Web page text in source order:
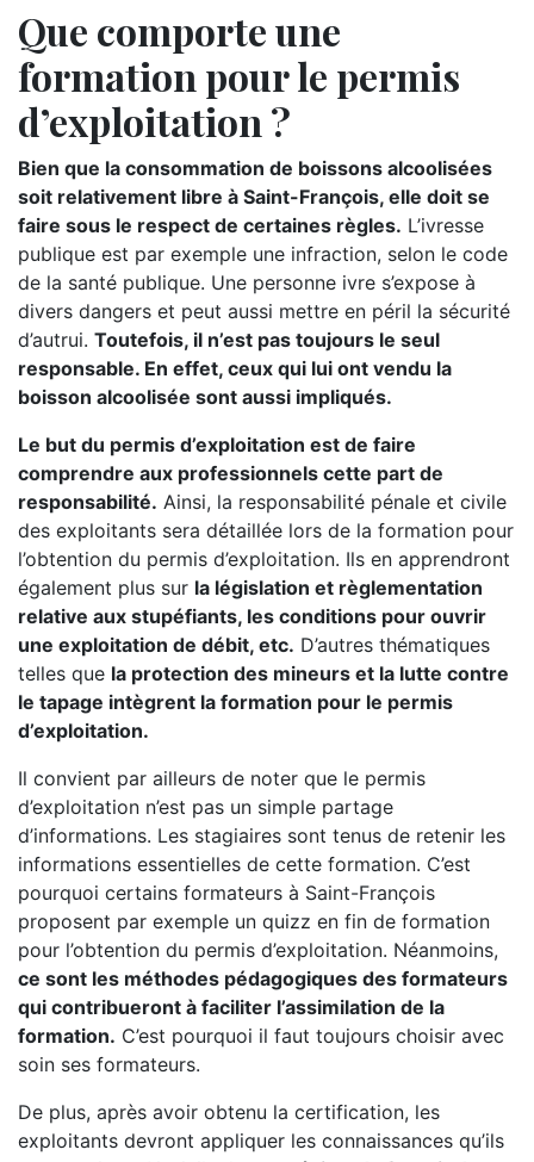
Que comporte une
formation pour le permis
d’exploitation ?
Bien que la consommation de boissons alcoolisées
soit relativement libre à Saint-François, elle doit se
faire sous le respect de certaines règles. L’ivresse
publique est par exemple une infraction, selon le code
de la santé publique. Une personne ivre s’expose à
divers dangers et peut aussi mettre en péril la sécurité
d’autrui. Toutefois, il n’est pas toujours le seul
responsable. En effet, ceux qui lui ont vendu la
boisson alcoolisée sont aussi impliqués.
Le but du permis d’exploitation est de faire
comprendre aux professionnels cette part de
responsabilité. Ainsi, la responsabilité pénale et civile
des exploitants sera détaillée lors de la formation pour
l’obtention du permis d’exploitation. Ils en apprendront
également plus sur la législation et règlementation
relative aux stupéfiants, les conditions pour ouvrir
une exploitation de débit, etc. D’autres thématiques
telles que la protection des mineurs et la lutte contre
le tapage intègrent la formation pour le permis
d’exploitation.
Il convient par ailleurs de noter que le permis
d’exploitation n’est pas un simple partage
d’informations. Les stagiaires sont tenus de retenir les
informations essentielles de cette formation. C’est
pourquoi certains formateurs à Saint-François
proposent par exemple un quizz en fin de formation
pour l’obtention du permis d’exploitation. Néanmoins,
ce sont les méthodes pédagogiques des formateurs
qui contribueront à faciliter l’assimilation de la
formation. C’est pourquoi il faut toujours choisir avec
soin ses formateurs.
De plus, après avoir obtenu la certification, les
exploitants devront appliquer les connaissances qu’ils